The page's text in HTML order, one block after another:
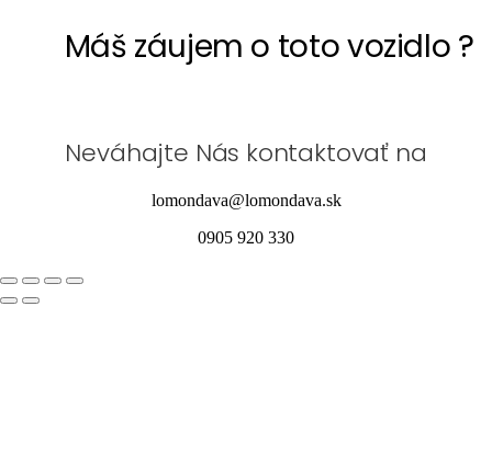
Máš záujem o toto vozidlo ?
Neváhajte Nás kontaktovať na
lomondava@lomondava.sk
0905 920 330